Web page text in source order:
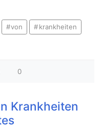
von krankheiten
0
Krankheiten